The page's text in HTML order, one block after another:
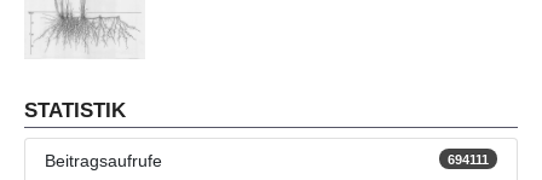
STATISTIK
Beitragsaufrufe 694111